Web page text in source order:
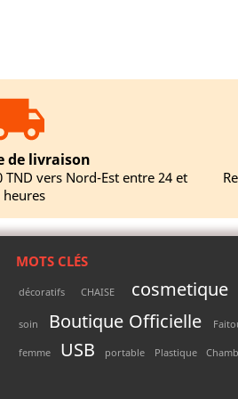
de livraison
vers Nord-Est entre 24 et
heures
MOTS CLÉS
décoratifs CHAISE cosmetique
soin Boutique Officielle
femme USB portable Plastique